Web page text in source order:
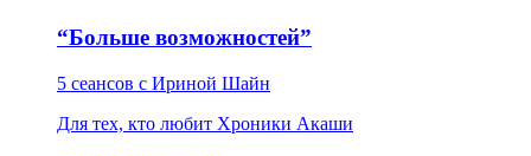
“Больше возможностей”
5 сеансов с Ириной Шайн
Для тех, кто любит Хроники Акаши